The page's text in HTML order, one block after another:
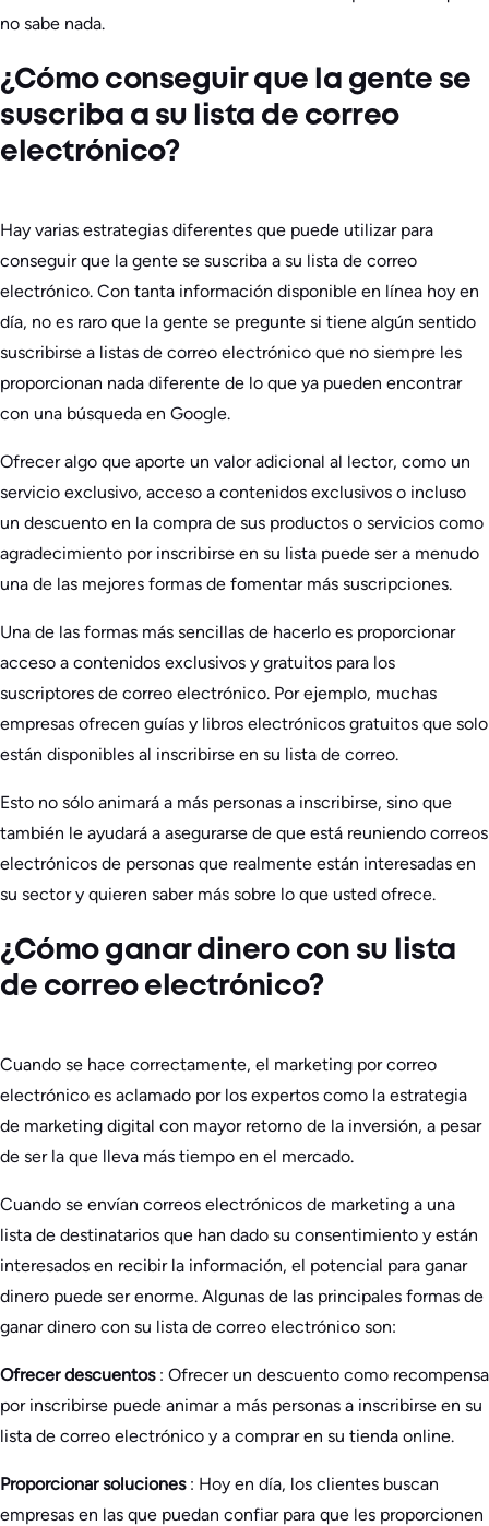
no sabe nada.
¿Cómo conseguir que la gente se
suscriba a su lista de correo
electrónico?
Hay varias estrategias diferentes que puede utilizar para
conseguir que la gente se suscriba a su lista de correo
electrónico. Con tanta información disponible en línea hoy en
día, no es raro que la gente se pregunte si tiene algún sentido
suscribirse a listas de correo electrónico que no siempre les
proporcionan nada diferente de lo que ya pueden encontrar
con una búsqueda en Google.
Ofrecer algo que aporte un valor adicional al lector, como un
servicio exclusivo, acceso a contenidos exclusivos o incluso
un descuento en la compra de sus productos o servicios como
agradecimiento por inscribirse en su lista puede ser a menudo
una de las mejores formas de fomentar más suscripciones.
Una de las formas más sencillas de hacerlo es proporcionar
acceso a contenidos exclusivos y gratuitos para los
suscriptores de correo electrónico. Por ejemplo, muchas
empresas ofrecen guías y libros electrónicos gratuitos que solo
están disponibles al inscribirse en su lista de correo.
Esto no sólo animará a más personas a inscribirse, sino que
también le ayudará a asegurarse de que está reuniendo correos
electrónicos de personas que realmente están interesadas en
su sector y quieren saber más sobre lo que usted ofrece.
¿Cómo ganar dinero con su lista
de correo electrónico?
Cuando se hace correctamente, el marketing por correo
electrónico es aclamado por los expertos como la estrategia
de marketing digital con mayor retorno de la inversión, a pesar
de ser la que lleva más tiempo en el mercado.
Cuando se envían correos electrónicos de marketing a una
lista de destinatarios que han dado su consentimiento y están
interesados en recibir la información, el potencial para ganar
dinero puede ser enorme. Algunas de las principales formas de
ganar dinero con su lista de correo electrónico son:
Ofrecer descuentos : Ofrecer un descuento como recompensa
por inscribirse puede animar a más personas a inscribirse en su
lista de correo electrónico y a comprar en su tienda online.
Proporcionar soluciones : Hoy en día, los clientes buscan
empresas en las que puedan confiar para que les proporcionen